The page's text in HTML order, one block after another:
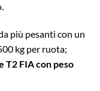
più pesanti con un
kg per ruota;
T2 FIA con peso